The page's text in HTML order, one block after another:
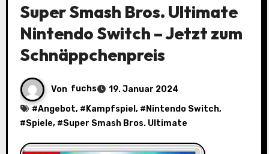
Super Smash Bros. Ultimate
Nintendo Switch – Jetzt zum
Schnäppchenpreis
Von fuchs
19. Januar 2024
#Angebot, # Kampfspiel , # Nintendo Switch,
#Spiele, #Super Smash Bros. Ultimate